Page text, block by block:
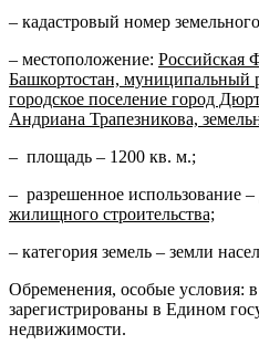
– кадастровый номер
– местоположение: Российская
Башкортостан,
городское поселение город
Андриана Трапезникова,
– площадь – 1200 кв. м.;
– разрешенное использование –
жилищного строительства;
– категория земель – земли
Обременения, особые условия:
зарегистрированы в Едином
недвижимости.